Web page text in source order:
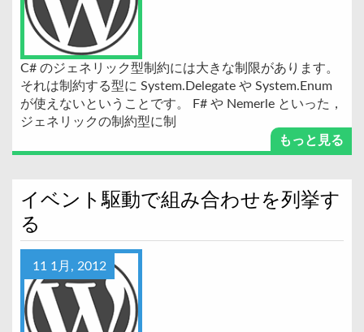
C# のジェネリック型制約には大きな制限があります。
それは制約する型に System.Delegate や System.Enum
が使えないということです。 F# や Nemerle といった，
ジェネリックの制約型に制
もっと見る
イベント駆動で組み合わせを列挙す
る
11 1月, 2012